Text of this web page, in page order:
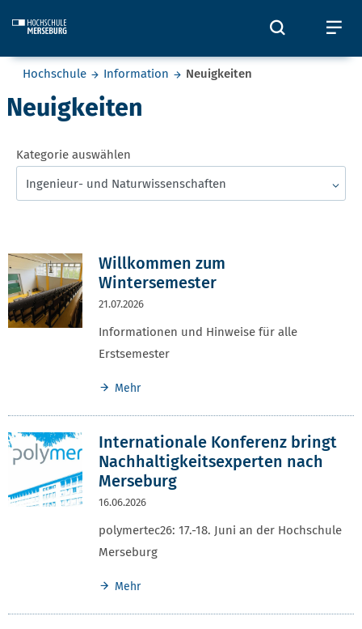
Öffnet
Sie befinden sich hier:
Hochschule Information Neuigkeiten
Neuigkeiten
Kategorie auswählen
Ingenieur- und Naturwissenschaften
Willkommen zum
Wintersemester
21.07.2026
Informationen und Hinweise für alle
Erstsemester
Mehr
Internationale Konferenz bringt
Nachhaltigkeitsexperten nach
Merseburg
16.06.2026
polymertec26: 17.-18. Juni an der Hochschule
Merseburg
Mehr